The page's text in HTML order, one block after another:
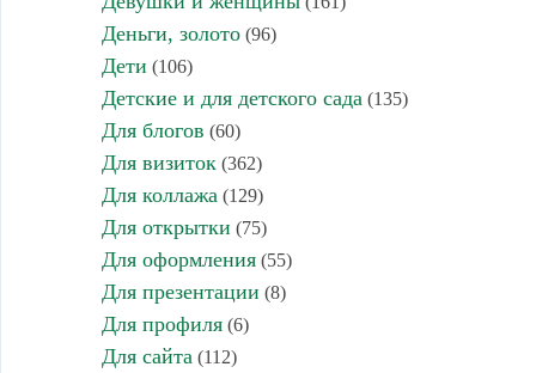
Деньги, золото(96)
Дети (106)
Детские и для детского сада (135)
Для блогов (60)
Для визиток(362)
Для коллажа (129)
Для открытки (75)
Для оформления(55)
Для презентации (8)
Для профиля(6)
Для сайта (112)